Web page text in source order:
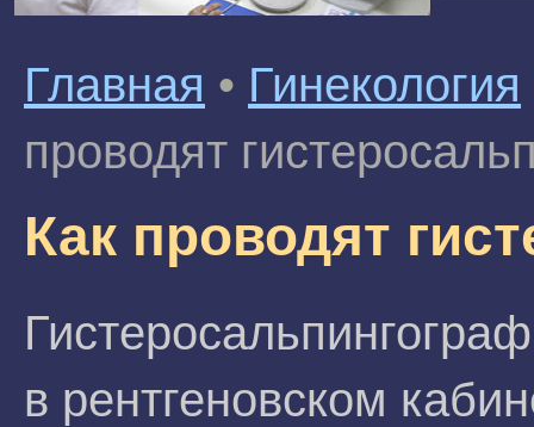
Главная • Гинекология
проводят
Как проводят
в рентгеновском